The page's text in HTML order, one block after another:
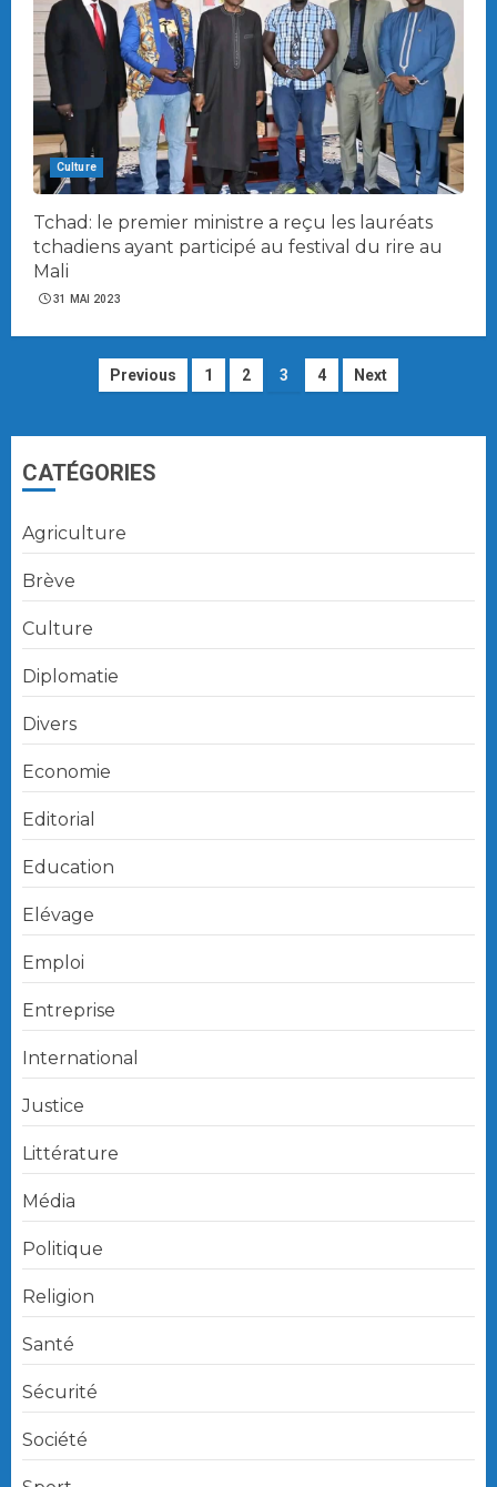
Culture
Tchad: le premier ministre a reçu les lauréats
tchadiens ayant participé au festival du rire au
Mali
31 MAI 2023
Navigation
articles
Previous 1 2 3 4 Next
CATÉGORIES
Agriculture
Brève
Culture
Diplomatie
Divers
Economie
Editorial
Education
Elévage
Emploi
Entreprise
International
Justice
Littérature
Média
Politique
Religion
Santé
Sécurité
Société